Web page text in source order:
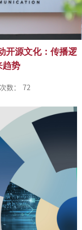
开源文化：传播逻
趋势
数： 72